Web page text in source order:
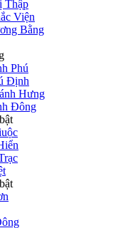
Thập
Viện
Bằng
Phú
Định
Hưng
Đông